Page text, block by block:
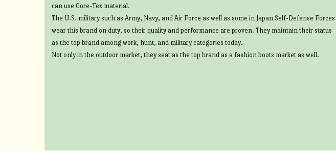
can use Gore-Tex material.
The U.S. military such as Army, Navy, and Air Force as well as some in Japan Self-Defense Forces
wear this brand on duty, so their quality and performance are proven. They maintain their status
as the top brand among work, hunt, and military categories today.
Not only in the outdoor market, they seat as the top brand as a fashion boots market as well.